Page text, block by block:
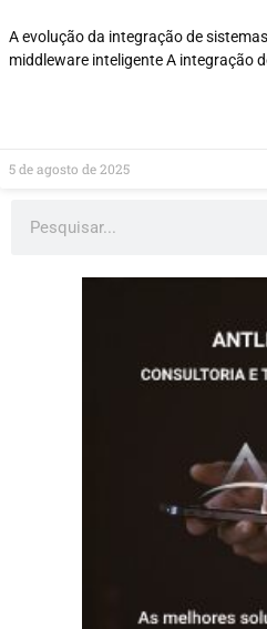
A evolução da integração de
middleware inteligente A integração
5 de agosto de 2025